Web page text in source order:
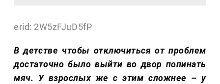
erid: 2W5zFJuD5fP
В детстве чтобы отключиться от проблем
достаточно было выйти во двор попинать
мяч. У взрослых же с этим сложнее – у